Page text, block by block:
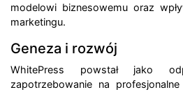
modelowi biznesowemu oraz
marketingu.
Geneza i rozwój
WhitePress powstał jako
zapotrzebowanie na